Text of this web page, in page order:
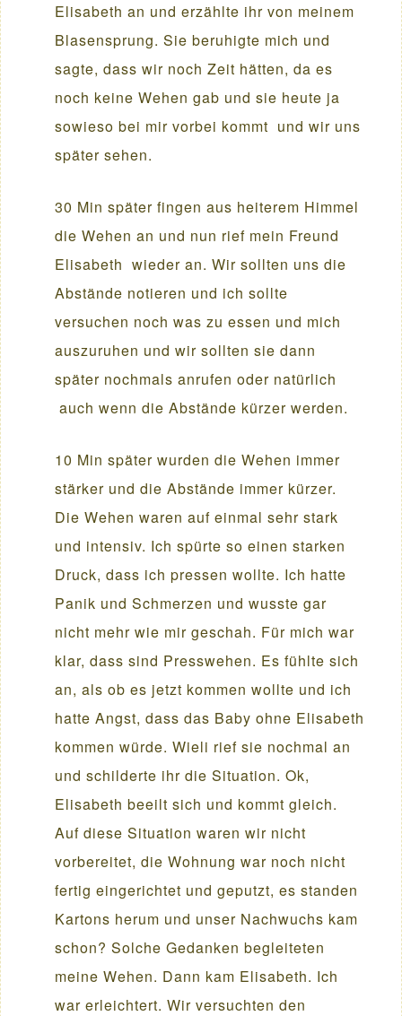
Elisabeth an und erzählte ihr von meinem
Blasensprung. Sie beruhigte mich und
sagte, dass wir noch Zeit hätten, da es
noch keine Wehen gab und sie heute ja
sowieso bei mir vorbei kommt und wir uns
später sehen.
30 Min später fingen aus heiterem Himmel
die Wehen an und nun rief mein Freund
Elisabeth wieder an. Wir sollten uns die
Abstände notieren und ich sollte
versuchen noch was zu essen und mich
auszuruhen und wir sollten sie dann
später nochmals anrufen oder natürlich
auch wenn die Abstände kürzer werden.
10 Min später wurden die Wehen immer
stärker und die Abstände immer kürzer.
Die Wehen waren auf einmal sehr stark
und intensiv. Ich spürte so einen starken
Druck, dass ich pressen wollte. Ich hatte
Panik und Schmerzen und wusste gar
nicht mehr wie mir geschah. Für mich war
klar, dass sind Presswehen. Es fühlte sich
an, als ob es jetzt kommen wollte und ich
hatte Angst, dass das Baby ohne Elisabeth
kommen würde. Wieli rief sie nochmal an
und schilderte ihr die Situation. Ok,
Elisabeth beeilt sich und kommt gleich.
Auf diese Situation waren wir nicht
vorbereitet, die Wohnung war noch nicht
fertig eingerichtet und geputzt, es standen
Kartons herum und unser Nachwuchs kam
schon? Solche Gedanken begleiteten
meine Wehen. Dann kam Elisabeth. Ich
war erleichtert. Wir versuchten den